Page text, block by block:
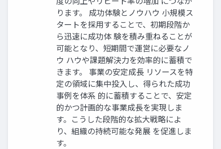
ります。 成功体験とノウハウ 小規模ス
タートを採用することで、初期段階か
ら迅速に成功体 験を積み重ねることが
可能となり、短期間で運営に必要なノ
ウ ハウや課題解決力を効率的に蓄積で
きます。 事業の安定成長 リソースを特
定の領域に集中投入し、得られた成功
事例を体系 的に蓄積することで、安定
的かつ計画的な事業成長を実現しま
す。こうした段階的な拡大戦略によ
り、組織の持続可能な発展 を促進しま
す。